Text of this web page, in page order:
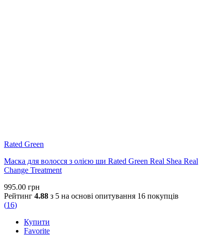
Rated Green
Маска для волосся з олією ши Rated Green Real Shea Real
Change Treatment
995.00 грн
Рейтинг 4.88 з 5 на основі опитування 16 покупців
(16)
Купити
Favorite